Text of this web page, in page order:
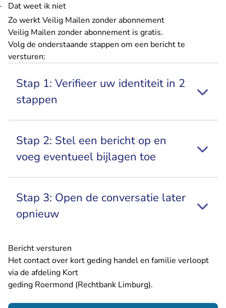
Dat weet ik niet
Zo werkt Veilig Mailen zonder abonnement
Veilig Mailen zonder abonnement is gratis.
Volg de onderstaande stappen om een bericht te
versturen:
Stap 1: Verifieer uw identiteit in 2
stappen
Stap 2: Stel een bericht op en
voeg eventueel bijlagen toe
Stap 3: Open de conversatie later
opnieuw
Bericht versturen
Het contact over kort geding handel en familie verloopt
via de afdeling Kort
geding Roermond (Rechtbank Limburg).